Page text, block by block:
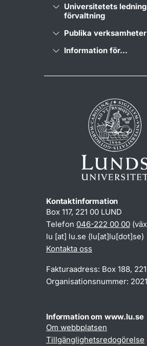
Universitetets
förvaltning
Publika verksamheter
Information för...
Kontaktinformation
Box 117, 221 00 LUND
Telefon 046-222 00 00
lu [at] lu.se (lu[at]lu[dot]se)
Kontakta oss
Fakturaadress: Box 188,
Organisationsnummer:
Information om www.lu.se
Om webbplatsen
Tillgänglighetsredogörelse